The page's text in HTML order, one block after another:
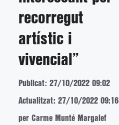
recorregut
artístic i
vivencial”
Publicat: 27/10/2022 09:02
Actualitzat: 27/10/2022 09:16
per Carme Munté Margalef